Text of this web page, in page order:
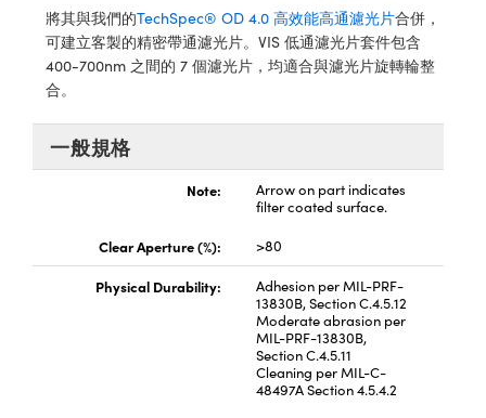
Elements (DOE) | 繞射光
Stage Micrometers | 刻劃板或
Mechanics | 顯微鏡用結構件
and Couplers | 中繼鏡或耦合鏡
Microscopes | 袖珍顯微鏡
鏡
and Optomechanics |
Interface Cameras | 高速接口相
| 成像系統
Components
Labs™
將其與我們的TechSpec® OD 4.0 高效能高通濾光片合併，
可建立客製的精密帶通濾光片。VIS 低通濾光片套件包含
400-700nm 之間的 7 個濾光片，均適合與濾光片旋轉輪整
合。
一般規格
Note:
Arrow on part indicates
filter coated surface.
Clear Aperture (%):
>80
Physical Durability:
Adhesion per MIL-PRF-
13830B, Section C.4.5.12
Moderate abrasion per
MIL-PRF-13830B,
Section C.4.5.11
Cleaning per MIL-C-
48497A Section 4.5.4.2